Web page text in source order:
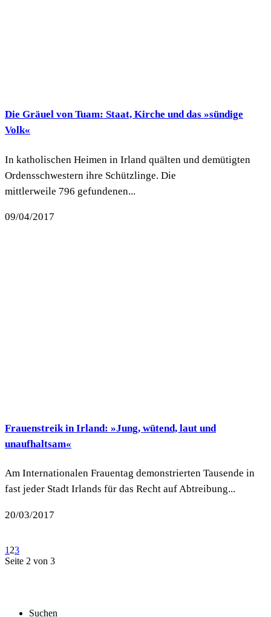
Die Gräuel von Tuam: Staat, Kirche und das »sündige
Volk«
In katholischen Heimen in Irland quälten und demütigten
Ordensschwestern ihre Schützlinge. Die
mittlerweile 796 gefundenen...
09/04/2017
Frauenstreik in Irland: »Jung, wütend, laut und
unaufhaltsam«
Am Internationalen Frauentag demonstrierten Tausende in
fast jeder Stadt Irlands für das Recht auf Abtreibung...
20/03/2017
1 23
Seite 2 von 3
Suchen